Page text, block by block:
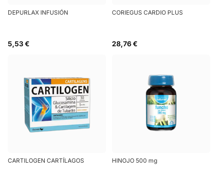
DEPURLAX INFUSIÓN
5,53 €
CORIEGUS CARDIO PLUS
28,76 €
CARTILOGEN CARTÍLAGOS HINOJO 500 mg